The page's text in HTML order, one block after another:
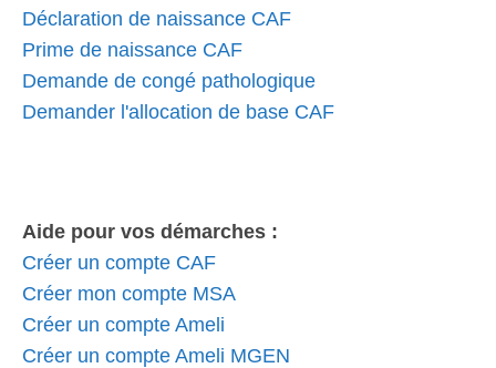
Déclaration de naissance CAF
Prime de naissance CAF
Demande de congé pathologique
Demander l'allocation de base CAF
Aide pour vos démarches :
Créer un compte CAF
Créer mon compte MSA
Créer un compte Ameli
Créer un compte Ameli MGEN